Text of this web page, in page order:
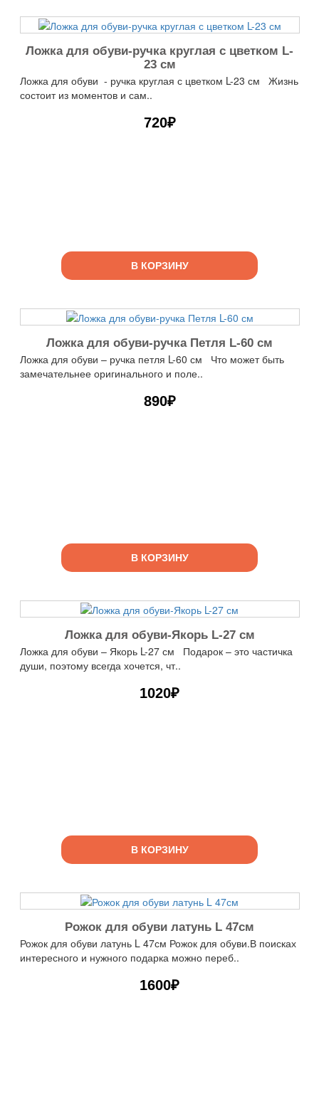
Ложка для обуви-ручка круглая с цветком L-
23 см
Ложка для обуви - ручка круглая с цветком L-23 см Жизнь
состоит из моментов и сам..
720₽
В КОРЗИНУ
Ложка для обуви-ручка Петля L-60 см
Ложка для обуви – ручка петля L-60 см Что может быть
замечательнее оригинального и поле..
890₽
В КОРЗИНУ
Ложка для обуви-Якорь L-27 см
Ложка для обуви – Якорь L-27 см Подарок – это частичка
души, поэтому всегда хочется, чт..
1020₽
В КОРЗИНУ
Рожок для обуви латунь L 47см
Рожок для обуви латунь L 47см Рожок для обуви.В поисках
интересного и нужного подарка можно переб..
1600₽